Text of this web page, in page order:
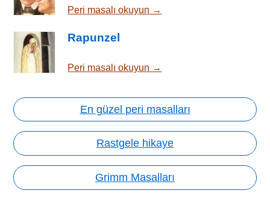
Peri masalı okuyun →
Rapunzel
Peri masalı okuyun →
En güzel peri masalları
Rastgele hikaye
Grimm Masalları